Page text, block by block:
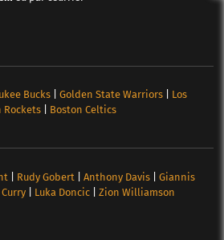
Bucks| Golden State Warriors| Los
Rockets| Boston Celtics
Rudy Gobert Anthony Davis| Giannis
| Luka Doncic| Zion Williamson